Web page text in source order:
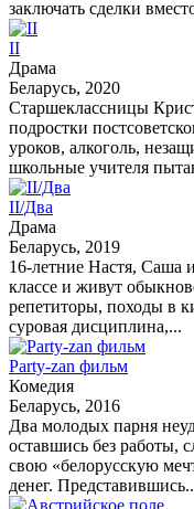
заключать сделки
II
Драма
Беларусь, 2020
Старшеклассницы
подростки
уроков, алкоголь,
школьные учителя
II/Два
Драма
Беларусь, 2019
16-летние Настя, Саша
классе и живут
репетиторы, походы в
суровая дисциплина,...
Party-zan фильм
Комедия
Беларусь, 2016
Два молодых парня
оставшись без работы,
свою «белорусскую
денег.